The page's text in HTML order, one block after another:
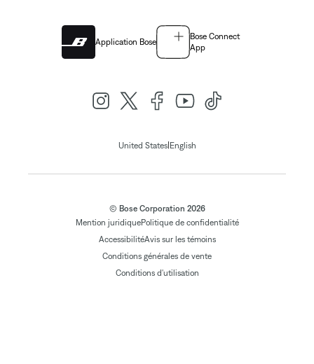
Application Bose
Bose Connect
App
United States| English
© Bose Corporation 2026
Mention juridiquePolitique de confidentialité
AccessibilitéAvis sur les témoins
Conditions générales de vente
Conditions d'utilisation